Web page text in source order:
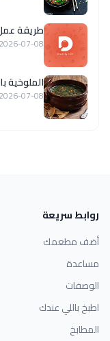
طريقة
2026-07-08
الملوخية
2026-07-08
روابط سريعة
أضف مطعمك
مساعدة
الوصفات
اطبخ باللي عندك
المطابخ